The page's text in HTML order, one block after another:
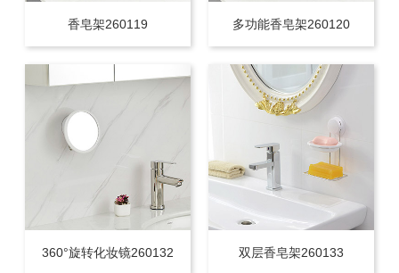
香皂架260119 多功能香皂架260120
360°旋转化妆镜260132 双层香皂架260133